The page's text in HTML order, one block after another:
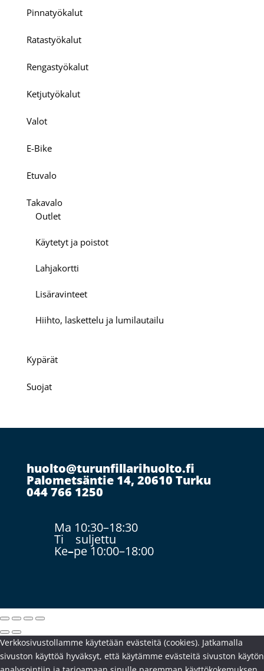
Pinnatyökalut
Ratastyökalut
Rengastyökalut
Ketjutyökalut
Valot
E-Bike
Etuvalo
Takavalo
Outlet
Käytetyt ja poistot
Lahjakortti
Lisäravinteet
Hiihto, laskettelu ja lumilautailu
Kypärät
Suojat
huolto@turunfillarihuolto.fi
Palometsäntie 14, 20610 Turku
044 766 1250
Ma 10:30–18:30
Ti suljettu
Ke–pe 10:00–18:00
Verkkosivustollamme käytetään evästeitä (cookies). Jatkamalla
sivuston käyttöä hyväksyt, että käytämme evästeitä sivuston käytön